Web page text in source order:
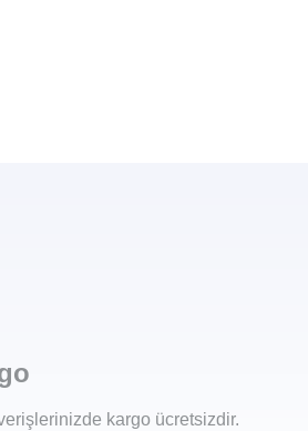
kargo ücretsizdir.